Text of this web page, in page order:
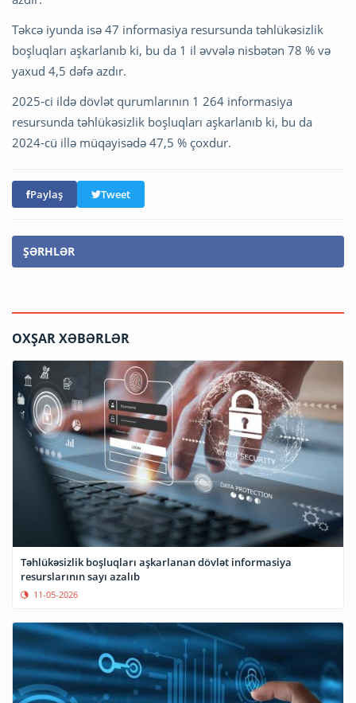
Təkcə iyunda isə 47 informasiya resursunda təhlükəsizlik
boşluqları aşkarlanıb ki, bu da 1 il əvvələ nisbətən 78 % və
yaxud 4,5 dəfə azdır.
2025-ci ildə dövlət qurumlarının 1 264 informasiya
resursunda təhlükəsizlik boşluqları aşkarlanıb ki, bu da
2024-cü illə müqayisədə 47,5 % çoxdur.
Paylaş Tweet
ŞƏRHLƏR
OXŞAR XƏBƏRLƏR
Təhlükəsizlik boşluqları aşkarlanan dövlət informasiya
resurslarının sayı azalıb
11-05-2026